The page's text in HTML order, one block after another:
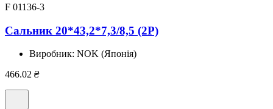
F 01136-3
Сальник 20*43,2*7,3/8,5 (2P)
Виробник: NOK (Японія)
466.02 ₴